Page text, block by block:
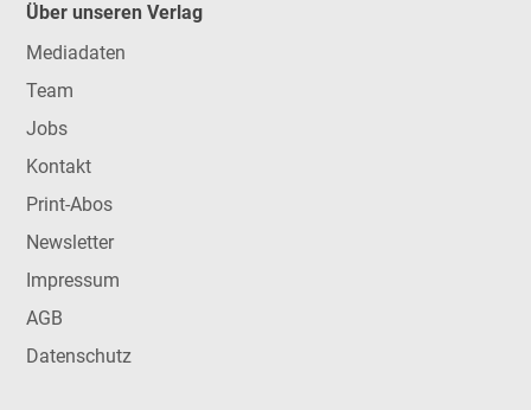
Über unseren Verlag
Mediadaten
Team
Jobs
Kontakt
Print-Abos
Newsletter
Impressum
AGB
Datenschutz